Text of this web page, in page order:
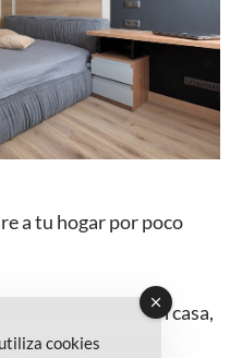
a tu hogar por poco
hacer reformas en casa,
preocupaciones.
cookies